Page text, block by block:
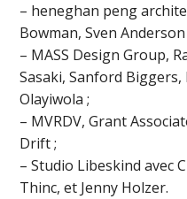
– heneghan peng
Bowman, Sven
– MASS Design Group,
Sasaki, Sanford
Olayiwola ;
– MVRDV, Grant
Drift ;
– Studio Libeskind avec
Thinc, et Jenny Holzer.